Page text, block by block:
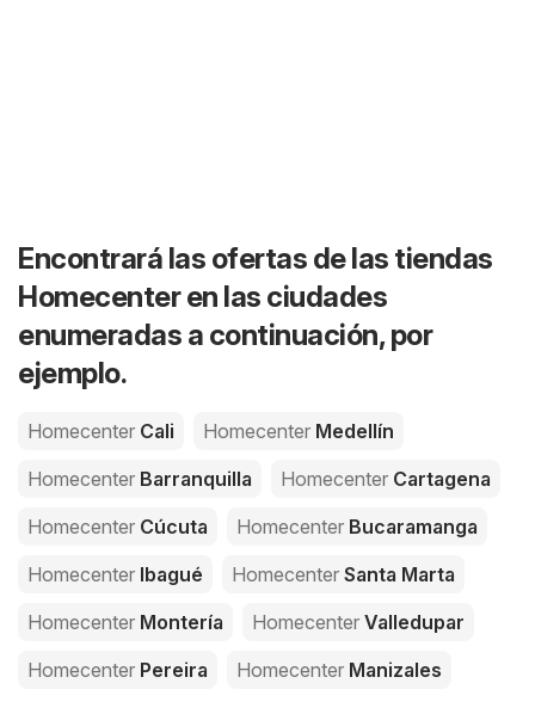
Encontrará las ofertas de las tiendas
Homecenter en las ciudades
enumeradas a continuación, por
ejemplo.
Homecenter Cali Homecenter Medellín
Homecenter Barranquilla Homecenter Cartagena
Homecenter Cúcuta Homecenter Bucaramanga
Homecenter Ibagué Homecenter Santa Marta
Homecenter Montería Homecenter Valledupar
Homecenter Pereira Homecenter Manizales